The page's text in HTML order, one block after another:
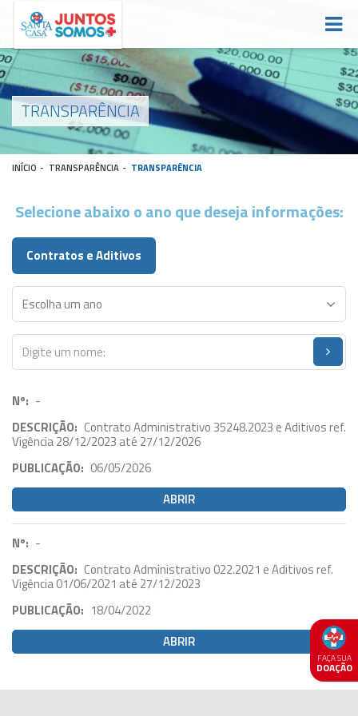
FAÇA SUA
DOAÇÃO
TRANSPARÊNCIA
INÍCIO - TRANSPARÊNCIA - TRANSPARÊNCIA
Selecione abaixo o ano que deseja informações:
Contratos e Aditivos
Nº: -
DESCRIÇÃO: Contrato Administrativo 35248.2023 e Aditivos ref.
Vigência 28/12/2023 até 27/12/2026
PUBLICAÇÃO: 06/05/2026
ABRIR
Nº: -
DESCRIÇÃO: Contrato Administrativo 022.2021 e Aditivos ref.
Vigência 01/06/2021 até 27/12/2023
PUBLICAÇÃO: 18/04/2022
ABRIR